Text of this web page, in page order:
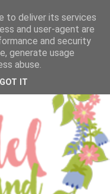
to deliver its services
and user-agent are
and security
generate usage
abuse.
GOT IT